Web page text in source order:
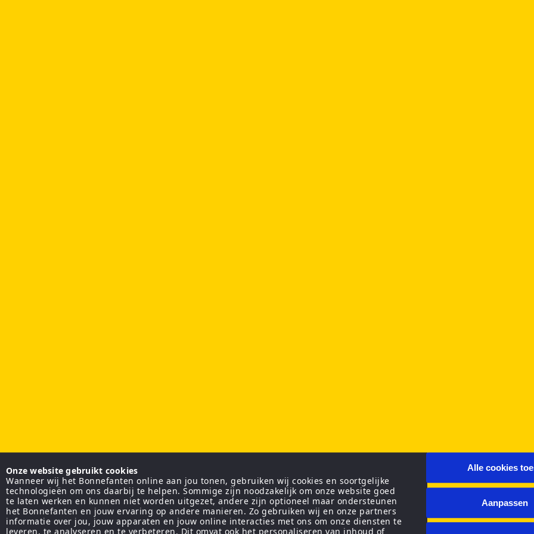
Onze website gebruikt cookies
Wanneer wij het Bonnefanten online aan jou tonen, gebruiken wij cookies en soortgelijke
technologieën om ons daarbij te helpen. Sommige zijn noodzakelijk om onze website goed
te laten werken en kunnen niet worden uitgezet, andere zijn optioneel maar ondersteunen
het Bonnefanten en jouw ervaring op andere manieren. Zo gebruiken wij en onze partners
informatie over jou, jouw apparaten en jouw online interacties met ons om onze diensten te
leveren, te analyseren en te verbeteren. Dit omvat ook het personaliseren van inhoud of
Alle cookies
Aanpassen